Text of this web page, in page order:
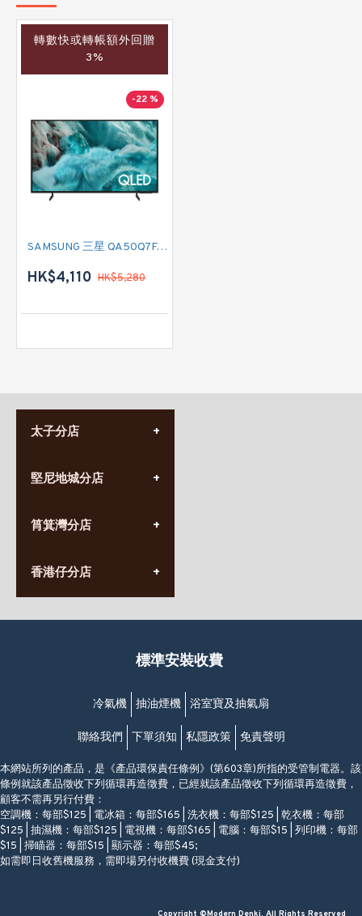
轉數快或轉帳額外回贈
3%
-22 %
SAMSUNG 三星 QA50Q7FAAJXZK 50吋 QLED 4K Q7F Vision AI SMART TV
HK$4,110 HK$5,280
太子分店
營業時間:
九龍太子太子道西141號
堅尼地城分店
營業時間:
香港堅尼地城卑路乍街
(堅尼地城地鐵站B出口)
筲箕灣分店
營業時間:
(10:00am-20:30pm)
香港仔分店
營業時間:
香港香港仔成都道20-28號
(黃竹坑地鐵站轉4M專線小巴)
標準安裝收費
冷氣機 抽油煙機 浴室寶及抽氣扇
聯絡我們 下單須知 私隱政策 免責聲明
本網站所列的產品，是《產品環保責任條例》(第603章)所指的受管制電器。該
條例就該產品徵收下列循環再造徵費，已經就該產品徵收下列循環再造徵費，
顧客不需再另行付費：
空調機：每部$125 | 電冰箱：每部$165 | 洗衣機：每部$125 | 乾衣機：每部
$125 | 抽濕機：每部$125 | 電視機：每部$165 | 電腦：每部$15 | 列印機：每部
$15 | 掃瞄器：每部$15 | 顯示器：每部$45;
如需即日收舊機服務，需即場另付收機費 (現金支付)